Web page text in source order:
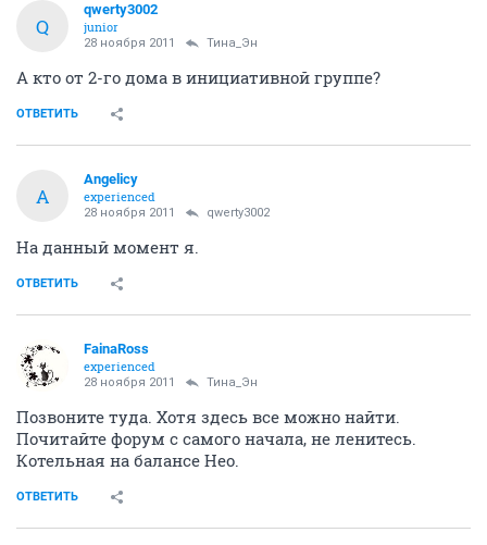
Q
qwerty3002
junior
28 ноября 2011 Тина_Эн
А кто от 2-го дома в инициативной группе?
ОТВЕТИТЬ
A
Angelicy
experienced
28 ноября 2011 qwerty3002
На данный момент я.
ОТВЕТИТЬ
FainaRoss
experienced
28 ноября 2011 Тина_Эн
Позвоните туда. Хотя здесь все можно найти.
Почитайте форум с самого начала, не ленитесь.
Котельная на балансе Нео.
ОТВЕТИТЬ